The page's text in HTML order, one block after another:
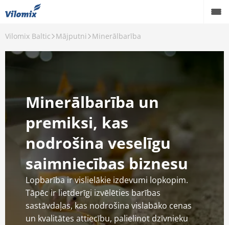
Vilomix Baltic Mājputni Minerālbarība
Minerālbarība un
premiksi, kas
nodrošina veselīgu
saimniecības biznesu
Lopbarība ir vislielākie izdevumi lopkopim.
Tāpēc ir lietderīgi izvēlēties barības
sastāvdaļas, kas nodrošina vislabāko cenas
un kvalitātes attiecību, palielinot dzīvnieku
Produkti
Zināšanas
Par mums
Karjera
Kontakti